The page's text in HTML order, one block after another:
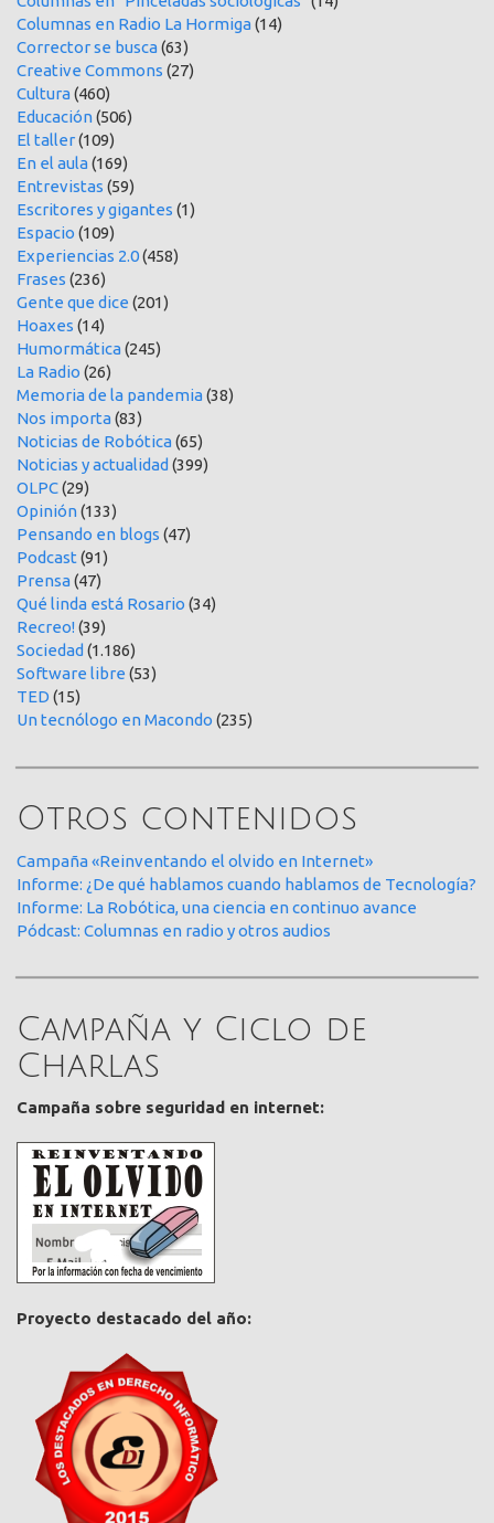
Columnas en Radio La Hormiga(14)
Corrector se busca(63)
Creative Commons (27)
Cultura(460)
Educación(506)
El taller(109)
En el aula(169)
Entrevistas (59)
Escritores y gigantes (1)
Espacio (109)
Experiencias 2.0(458)
Frases (236)
Gente que dice (201)
Hoaxes (14)
Humormática(245)
La Radio (26)
Memoria de la pandemia(38)
Nos importa(83)
Noticias de Robótica(65)
Noticias y actualidad (399)
OLPC(29)
Opinión(133)
Pensando en blogs (47)
Podcast (91)
Prensa(47)
Qué linda está Rosario (34)
Recreo!(39)
Sociedad (1.186)
Software libre (53)
TED (15)
Un tecnólogo en Macondo (235)
Otros contenidos
Campaña «Reinventando el olvido en Internet»
Informe: ¿De qué hablamos cuando hablamos de Tecnología?
Informe: La Robótica, una ciencia en continuo avance
Pódcast: Columnas en radio y otros audios
Campaña y Ciclo de
Charlas
Campaña sobre seguridad en internet:
Proyecto destacado del año: